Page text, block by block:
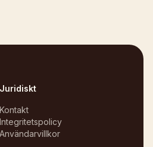
Juridiskt
Kontakt
Integritetspolicy
Användarvillkor